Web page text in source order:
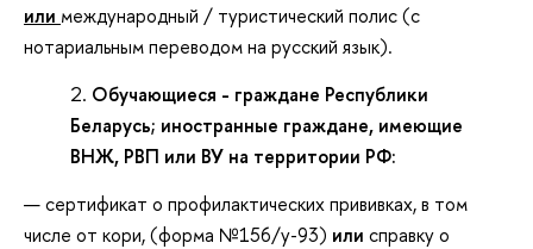
или международный / туристический полис (с
нотариальным переводом на русский язык).
Обучающиеся - граждане Республики
Беларусь; иностранные граждане, имеющие
ВНЖ, РВП или ВУ на территории РФ:
сертификат о профилактических прививках, в том
числе от кори, (форма №156/у-93) или справку о